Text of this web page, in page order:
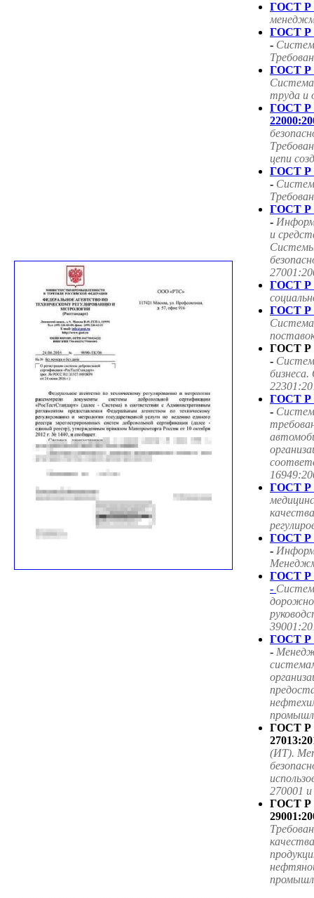
ГОСТ Р
ГОСТ Р
-
ГОСТ Р
труда и
ГОСТ
цепи
ГОСТ Р
-
ГОСТ Р
-
и
ГОСТ Р
ГОСТ Р
ГОСТ Р
-
ГОСТ Р
-
ГОСТ Р
ГОСТ Р
-
ГОСТ Р
-
ГОСТ Р
-
ГОСТ
(ИТ).
270001
ГОСТ